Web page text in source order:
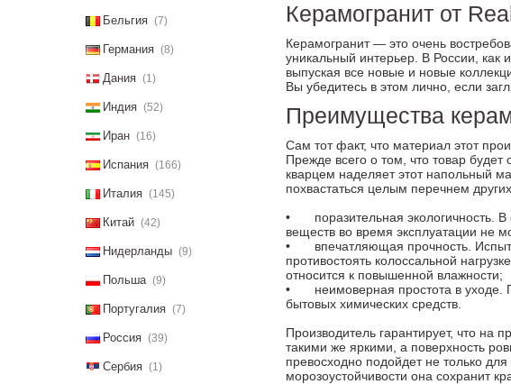
Бельгия (7)
Германия (8)
Дания (1)
Индия (52)
Иран (16)
Испания (166)
Италия (145)
Китай (42)
Нидерланды (9)
Польша (9)
Португалия (7)
Россия (39)
Сербия (1)
Керамогранит от
Керамогранит — это очень
уникальный интерьер. В России, как
выпуская все новые и новые
Вы убедитесь в этом лично, если
Преимущества
Сам тот факт, что материал этот
Прежде всего о том, что товар
кварцем наделяет этот напольный
похвастаться целым перечнем
•
поразительная экологичность.
веществ во время эксплуатации не
•
впечатляющая прочность.
противостоять колоссальной
относится к повышенной влажности;
•
неимоверная простота в
бытовых химических средств.
Производитель гарантирует, что на
такими же яркими, а поверхность
превосходно подойдет не только
морозоустойчивости она сохранит